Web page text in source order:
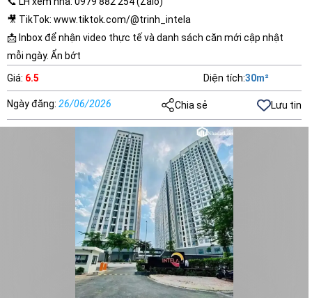
🎥 TikTok: www.tiktok.com/@trinh_intela
📩 Inbox để nhận video thực tế và danh sách căn mới cập nhật
mỗi ngày. Ẩn bớt
Giá: 6.5 Diện tích:30m²
Ngày đăng: 26/06/2026 Chia sẻ Lưu tin